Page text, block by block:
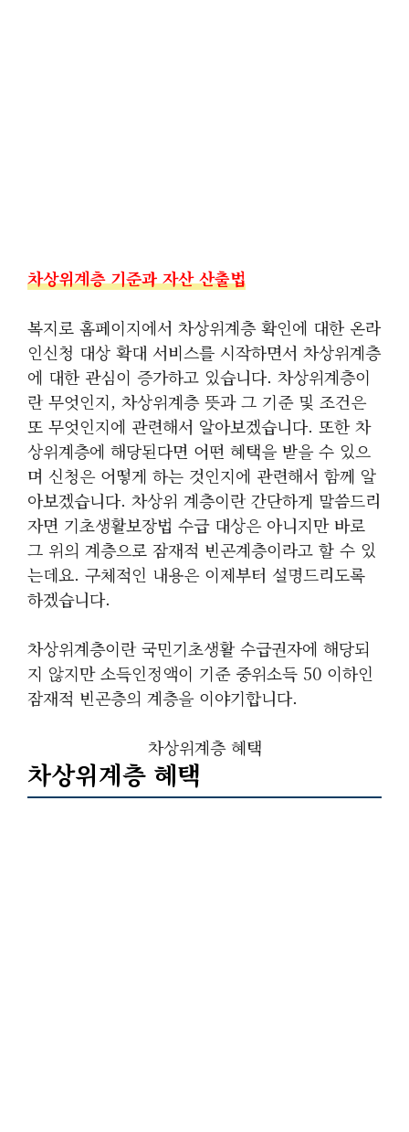
차상위계층 기준과 자산 산출법
복지로 홈페이지에서 차상위계층 확인에 대한 온라
인신청 대상 확대 서비스를 시작하면서 차상위계층
에 대한 관심이 증가하고 있습니다. 차상위계층이
란 무엇인지, 차상위계층 뜻과 그 기준 및 조건은
또 무엇인지에 관련해서 알아보겠습니다. 또한 차
상위계층에 해당된다면 어떤 혜택을 받을 수 있으
며 신청은 어떻게 하는 것인지에 관련해서 함께 알
아보겠습니다. 차상위 계층이란 간단하게 말씀드리
자면 기초생활보장법 수급 대상은 아니지만 바로
그 위의 계층으로 잠재적 빈곤계층이라고 할 수 있
는데요. 구체적인 내용은 이제부터 설명드리도록
하겠습니다.
차상위계층이란 국민기초생활 수급권자에 해당되
지 않지만 소득인정액이 기준 중위소득 50 이하인
잠재적 빈곤층의 계층을 이야기합니다.
차상위계층 혜택
차상위계층 혜택